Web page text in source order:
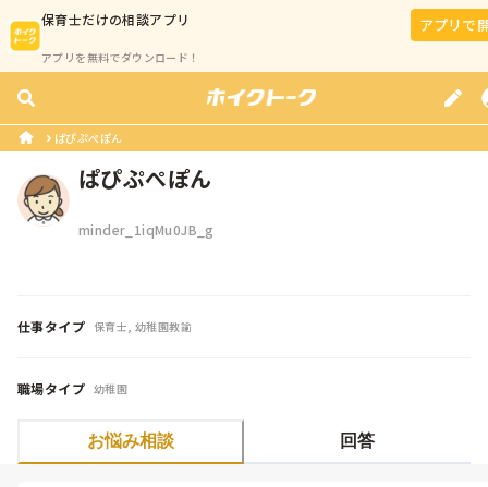
保育士だけの相談アプリ
アプリを無料でダウンロード！
アプリで
ぱぴぷぺぽん
ぱぴぷぺぽん
minder_1iqMu0JB_g
仕事タイプ 保育士, 幼稚園教諭
職場タイプ 幼稚園
お悩み相談 回答